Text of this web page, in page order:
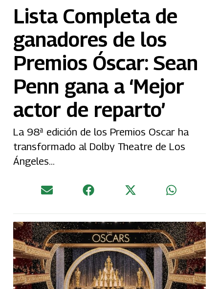
Lista Completa de
ganadores de los
Premios Óscar: Sean
Penn gana a ‘Mejor
actor de reparto’
La 98ª edición de los Premios Oscar ha
transformado al Dolby Theatre de Los
Ángeles...